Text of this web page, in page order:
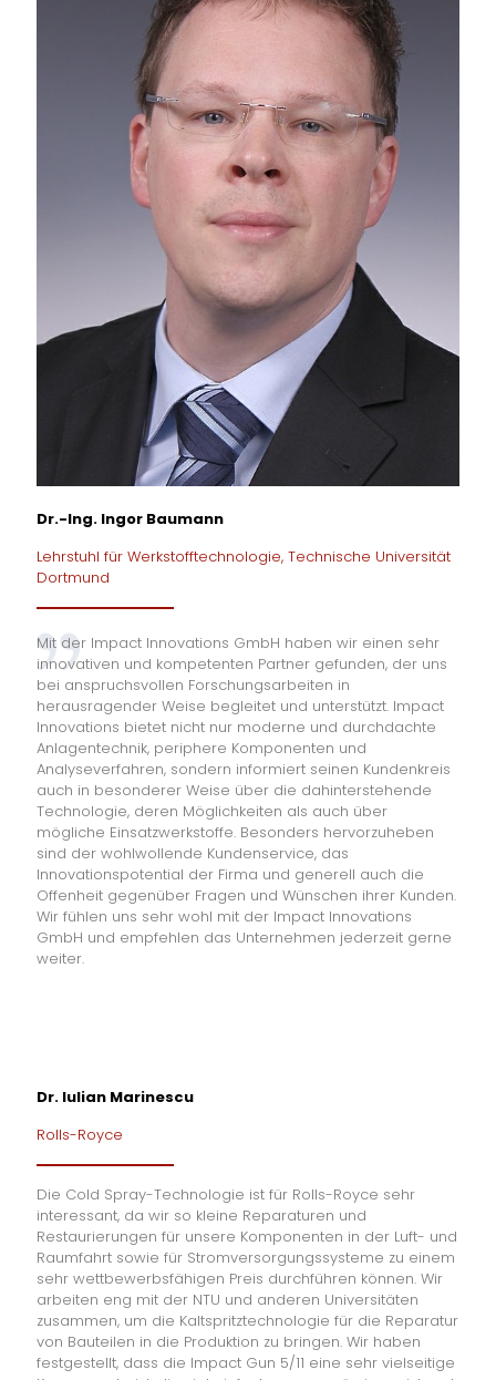
Dr.-Ing. Ingor Baumann
Lehrstuhl für Werkstofftechnologie, Technische Universität
Dortmund
Mit der Impact Innovations GmbH haben wir einen sehr
innovativen und kompetenten Partner gefunden, der uns
bei anspruchsvollen Forschungsarbeiten in
herausragender Weise begleitet und unterstützt. Impact
Innovations bietet nicht nur moderne und durchdachte
Anlagentechnik, periphere Komponenten und
Analyseverfahren, sondern informiert seinen Kundenkreis
auch in besonderer Weise über die dahinterstehende
Technologie, deren Möglichkeiten als auch über
mögliche Einsatzwerkstoffe. Besonders hervorzuheben
sind der wohlwollende Kundenservice, das
Innovationspotential der Firma und generell auch die
Offenheit gegenüber Fragen und Wünschen ihrer Kunden.
Wir fühlen uns sehr wohl mit der Impact Innovations
GmbH und empfehlen das Unternehmen jederzeit gerne
weiter.
Dr. Iulian Marinescu
Rolls-Royce
Die Cold Spray-Technologie ist für Rolls-Royce sehr
interessant, da wir so kleine Reparaturen und
Restaurierungen für unsere Komponenten in der Luft- und
Raumfahrt sowie für Stromversorgungssysteme zu einem
sehr wettbewerbsfähigen Preis durchführen können. Wir
arbeiten eng mit der NTU und anderen Universitäten
zusammen, um die Kaltspritztechnologie für die Reparatur
von Bauteilen in die Produktion zu bringen. Wir haben
festgestellt, dass die Impact Gun 5/11 eine sehr vielseitige